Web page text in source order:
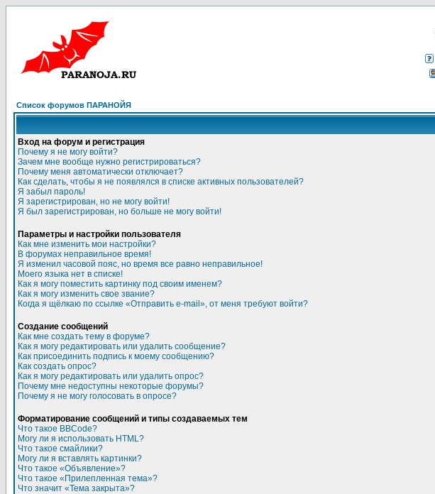
Список форумов ПАРАНОЙЯ
Вход на форум и регистрация
Почему я не могу войти?
Зачем мне вообще нужно регистрироваться?
Почему меня автоматически отключает?
Как сделать, чтобы я не появлялся в списке активных пользователей?
Я забыл пароль!
Я зарегистрирован, но не могу войти!
Я был зарегистрирован, но больше не могу войти!
Параметры и настройки пользователя
Как мне изменить мои настройки?
В форумах неправильное время!
Я изменил часовой пояс, но время все равно неправильное!
Моего языка нет в списке!
Как я могу поместить картинку под своим именем?
Как я могу изменить свое звание?
Когда я щёлкаю по ссылке «Отправить e-mail», от меня требуют войти?
Создание сообщений
Как мне создать тему в форуме?
Как я могу редактировать или удалить сообщение?
Как присоединить подпись к моему сообщению?
Как создать опрос?
Как я могу редактировать или удалить опрос?
Почему мне недоступны некоторые форумы?
Почему я не могу голосовать в опросе?
Форматирование сообщений и типы создаваемых тем
Что такое BBCode?
Могу ли я использовать HTML?
Что такое смайлики?
Могу ли я вставлять картинки?
Что такое «Объявление»?
Что такое «Прилепленная тема»?
Что значит «Тема закрыта»?